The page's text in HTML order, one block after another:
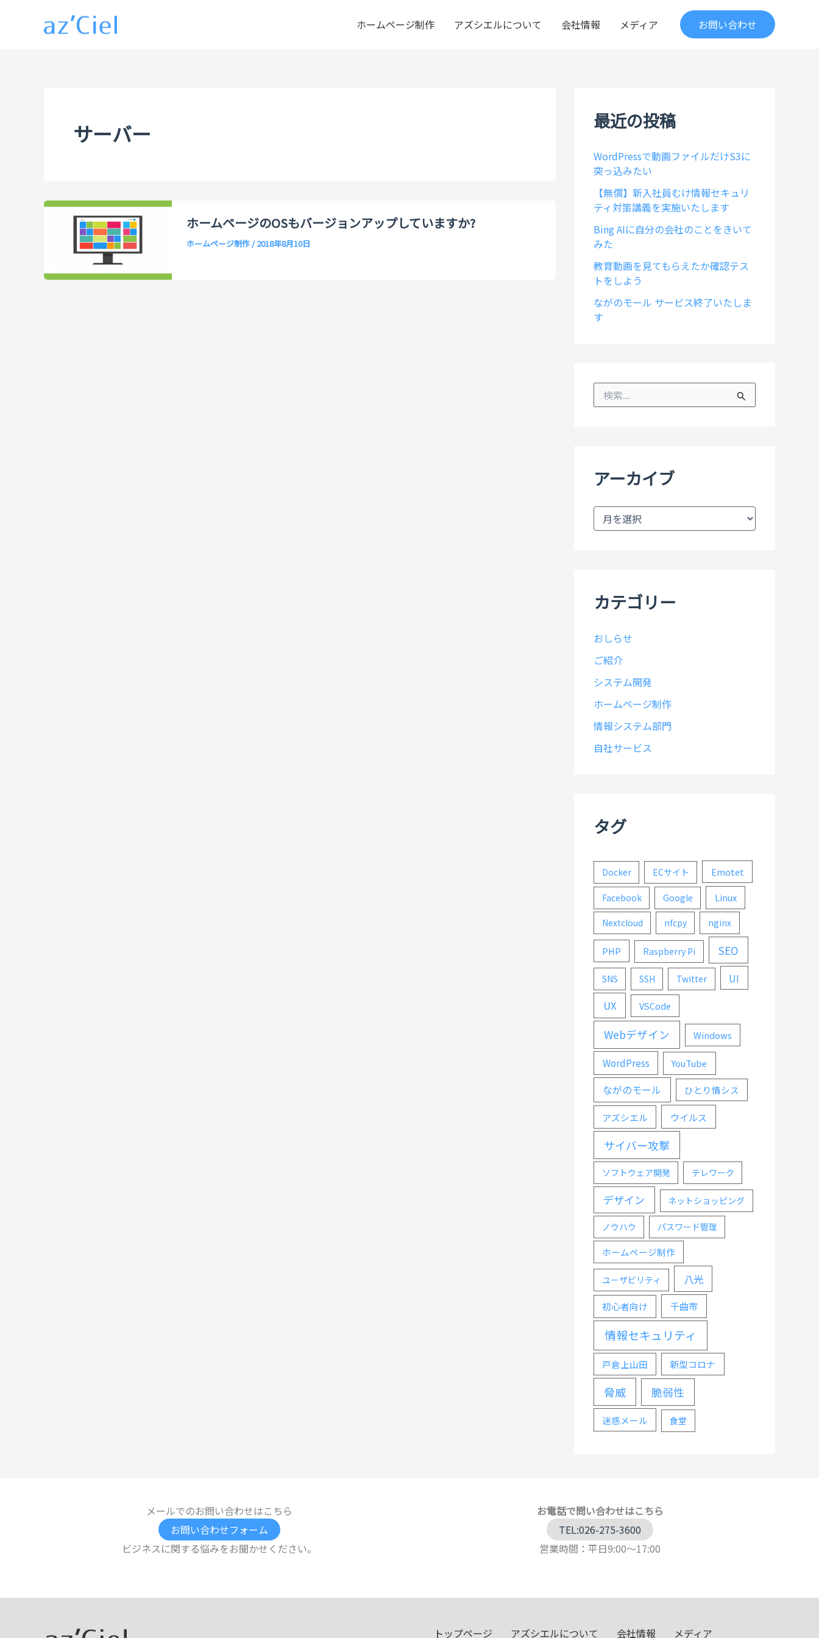
ホームページ制作 アズシエルについて 会社情報 メディア お問い合わせ
サーバー
ホームページのOSもバージョンアップしていますか?
ホームページ制作/2018年8月10日
最近の投稿
WordPressで動画ファイルだけS3に
突っ込みたい
【無償】新入社員むけ情報セキュリ
ティ対策講義を実施いたします
Bing AIに自分の会社のことをきいて
みた
教育動画を見てもらえたか確認テス
トをしよう
ながのモール サービス終了いたしま
す
アーカイブ
ア
カテゴリー
おしらせ
ご紹介
システム開発
ホームページ制作
情報システム部門
自社サービス
タグ
Docker ECサイト Emotet
Facebook Google Linux
Nextcloud nfcpy nginx
PHP Raspberry Pi SEO
SNS SSH Twitter UI
UX VSCode
Webデザイン Windows
WordPress YouTube
ながのモール ひとり情シス
アズシエル ウイルス
サイバー攻撃
ソフトウェア開発 テレワーク
デザイン ネットショッピング
ノウハウ パスワード管理
ホームページ制作
ユーザビリティ 八光
初心者向け 千曲市
情報セキュリティ
戸倉上山田 新型コロナ
脅威 脆弱性
迷惑メール 食堂
メールでのお問い合わせはこちら
お問い合わせフォーム
ビジネスに関する悩みをお聞かせください。
お電話で問い合わせはこちら
TEL:026-275-3600
営業時間：平日9:00～17:00
トップページ アズシエルについて 会社情報 メディア